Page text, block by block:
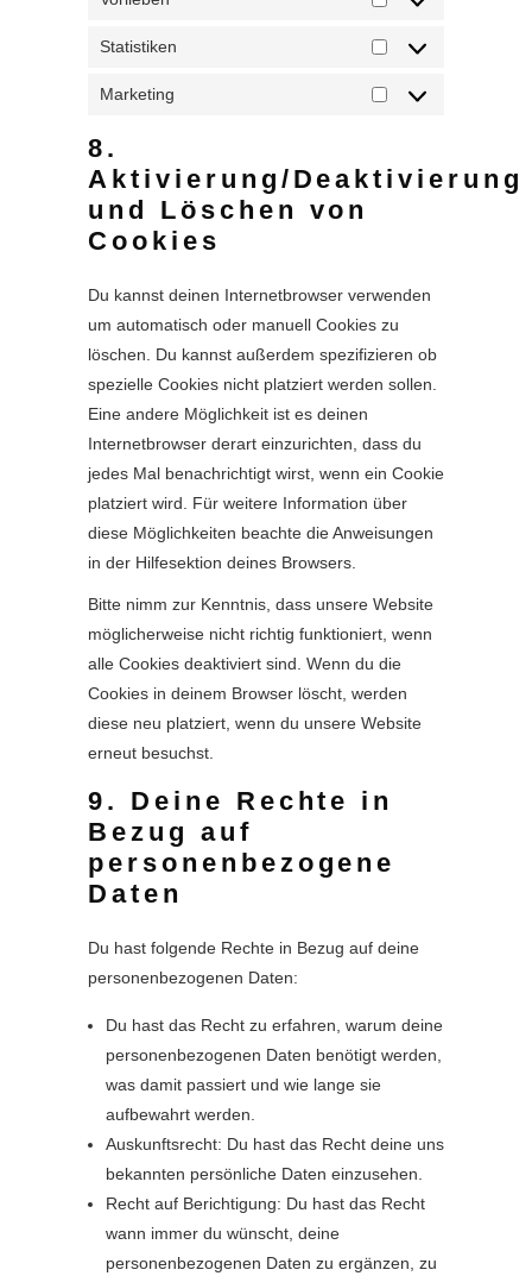
Vorlieben
Statistiken
Statistiken
Marketing
Marketing
8.
Aktivierung/Deaktivierung
und Löschen von
Cookies
Du kannst deinen Internetbrowser verwenden
um automatisch oder manuell Cookies zu
löschen. Du kannst außerdem spezifizieren ob
spezielle Cookies nicht platziert werden sollen.
Eine andere Möglichkeit ist es deinen
Internetbrowser derart einzurichten, dass du
jedes Mal benachrichtigt wirst, wenn ein Cookie
platziert wird. Für weitere Information über
diese Möglichkeiten beachte die Anweisungen
in der Hilfesektion deines Browsers.
Bitte nimm zur Kenntnis, dass unsere Website
möglicherweise nicht richtig funktioniert, wenn
alle Cookies deaktiviert sind. Wenn du die
Cookies in deinem Browser löscht, werden
diese neu platziert, wenn du unsere Website
erneut besuchst.
9. Deine Rechte in
Bezug auf
personenbezogene
Daten
Du hast folgende Rechte in Bezug auf deine
personenbezogenen Daten:
Du hast das Recht zu erfahren, warum deine
personenbezogenen Daten benötigt werden,
was damit passiert und wie lange sie
aufbewahrt werden.
Auskunftsrecht: Du hast das Recht deine uns
bekannten persönliche Daten einzusehen.
Recht auf Berichtigung: Du hast das Recht
wann immer du wünscht, deine
personenbezogenen Daten zu ergänzen, zu